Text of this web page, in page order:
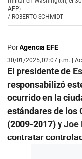
AFP)
/ ROBERTO SCHMIDT
PorAgencia EFE
30/01/2025, 02:07 p.m. |
El presidente de
responsabilizó
ocurrido en la
estándares de los
(2009-2017) yJoe
contratar